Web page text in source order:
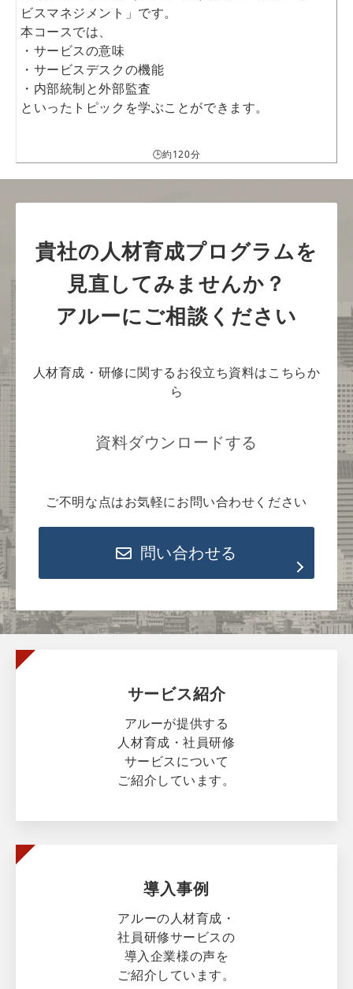
ビスマネジメント」です。
本コースでは、
・サービスの意味
・サービスデスクの機能
・内部統制と外部監査
といったトピックを学ぶことができます。
🕒約120分
貴社の人材育成プログラムを
見直してみませんか？
アルーにご相談ください
人材育成・研修に関するお役立ち資料はこちらか
ら
資料ダウンロードする
ご不明な点はお気軽にお問い合わせください
問い合わせる
サービス紹介
アルーが提供する
人材育成・社員研修
サービスについて
ご紹介しています。
導入事例
アルーの人材育成・
社員研修サービスの
導入企業様の声を
ご紹介しています。